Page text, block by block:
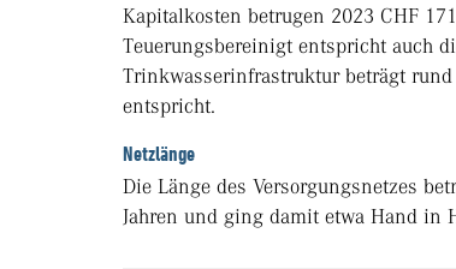
Kapitalkosten betrugen 2023 CHF
Teuerungsbereinigt entspricht auch
Trinkwasserinfrastruktur beträgt
entspricht.
Netzlänge
Die Länge des Versorgungsnetzes
Jahren und ging damit etwa Hand in